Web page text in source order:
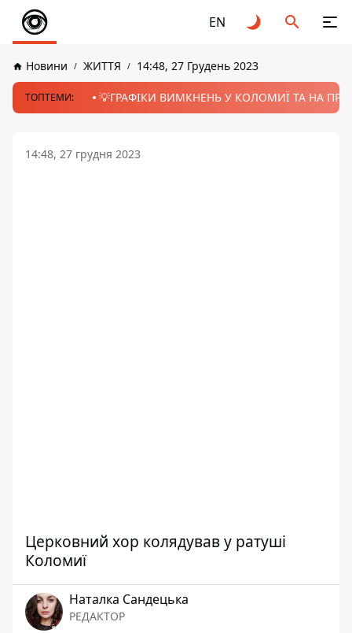
EN
Новини ЖИТТЯ 14:48, 27 Грудень 2023
ТОПТЕМИ: 💡ГРАФІКИ ВИМКНЕНЬ У КОЛОМИЇ ТА НА
14:48, 27 грудня 2023
Церковний хор колядував у ратуші
Коломиї
Наталка Сандецька
РЕДАКТОР